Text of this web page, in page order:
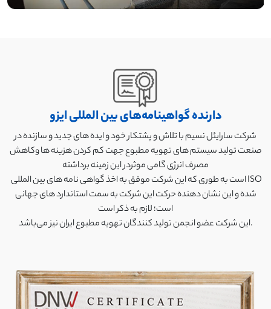
دارنده گواهینامه‌های بین المللی ایزو
شرکت سارایئل نسیم با تلاش و پشتکار خود و ایده های جدید و سازنده در
صنعت تولید سیستم های تهویه مطبوع جهت کم کردن هزینه ها وکاهش
مصرف انرژی گامی موثردر این زمینه برداشته
شده و این نشان دهنده حرکت این شرکت به سمت استاندارد های جهانی
است؛ لازم به ذکر است
این شرکت عضو انجمن تولید کنندگان تهویه مطبوع ایران نیز می‌باشد.